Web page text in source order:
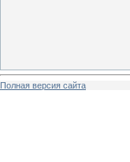
Полная версия сайта